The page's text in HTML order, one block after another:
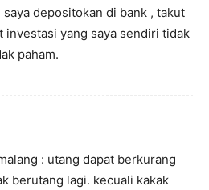
saya depositokan di bank , takut
investasi yang saya sendiri tidak
paham.
: utang dapat berkurang
berutang lagi. kecuali kakak